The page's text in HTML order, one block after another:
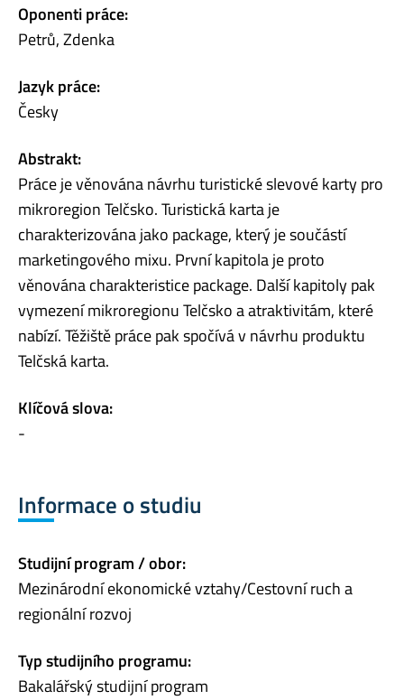
Oponenti práce:
Petrů, Zdenka
Jazyk práce:
Česky
Abstrakt:
Práce je věnována návrhu turistické slevové karty pro
mikroregion Telčsko. Turistická karta je
charakterizována jako package, který je součástí
marketingového mixu. První kapitola je proto
věnována charakteristice package. Další kapitoly pak
vymezení mikroregionu Telčsko a atraktivitám, které
nabízí. Těžiště práce pak spočívá v návrhu produktu
Telčská karta.
Klíčová slova:
-
Informace o studiu
Studijní program / obor:
Mezinárodní ekonomické vztahy/Cestovní ruch a
regionální rozvoj
Typ studijního programu:
Bakalářský studijní program